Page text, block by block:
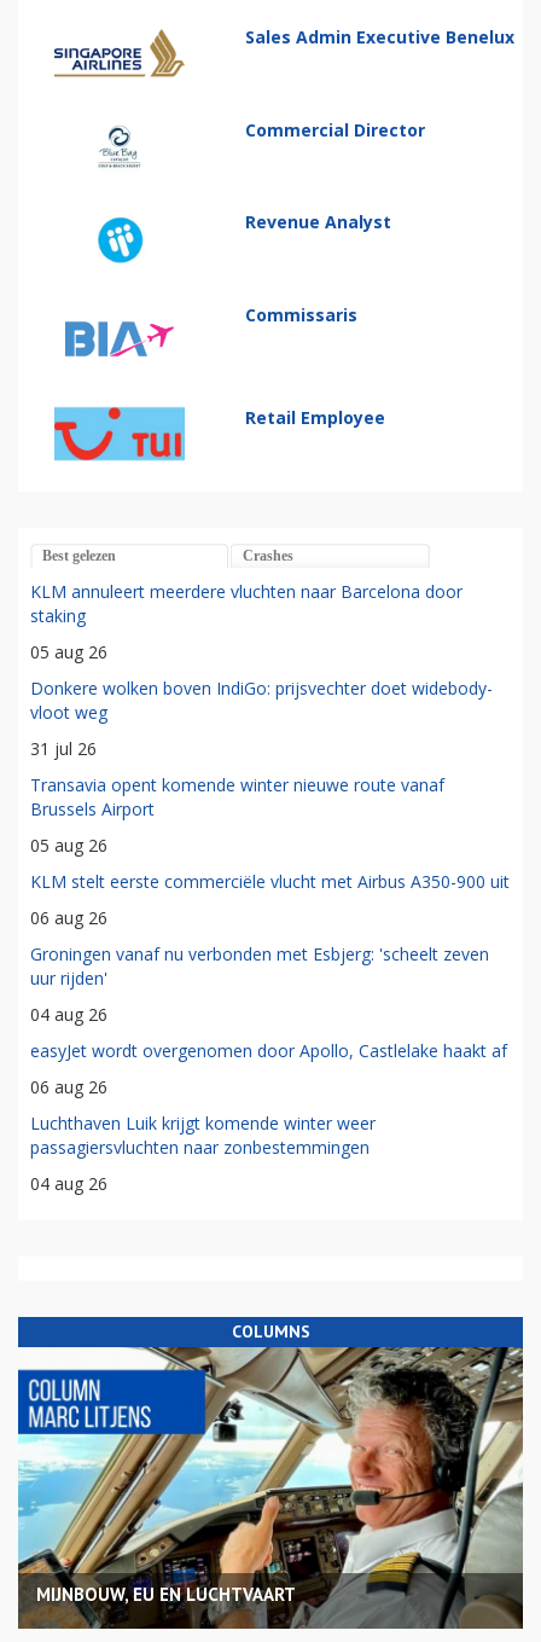
Sales Admin Executive Benelux
Commercial Director
Revenue Analyst
Commissaris
Retail Employee
Best gelezen Crashes
KLM annuleert meerdere vluchten naar Barcelona door
staking
05 aug 26
Donkere wolken boven IndiGo: prijsvechter doet widebody-
vloot weg
31 jul 26
Transavia opent komende winter nieuwe route vanaf
Brussels Airport
05 aug 26
KLM stelt eerste commerciële vlucht met Airbus A350-900 uit
06 aug 26
Groningen vanaf nu verbonden met Esbjerg: 'scheelt zeven
uur rijden'
04 aug 26
easyJet wordt overgenomen door Apollo, Castlelake haakt af
06 aug 26
Luchthaven Luik krijgt komende winter weer
passagiersvluchten naar zonbestemmingen
04 aug 26
COLUMNS
MIJNBOUW, EU EN LUCHTVAART